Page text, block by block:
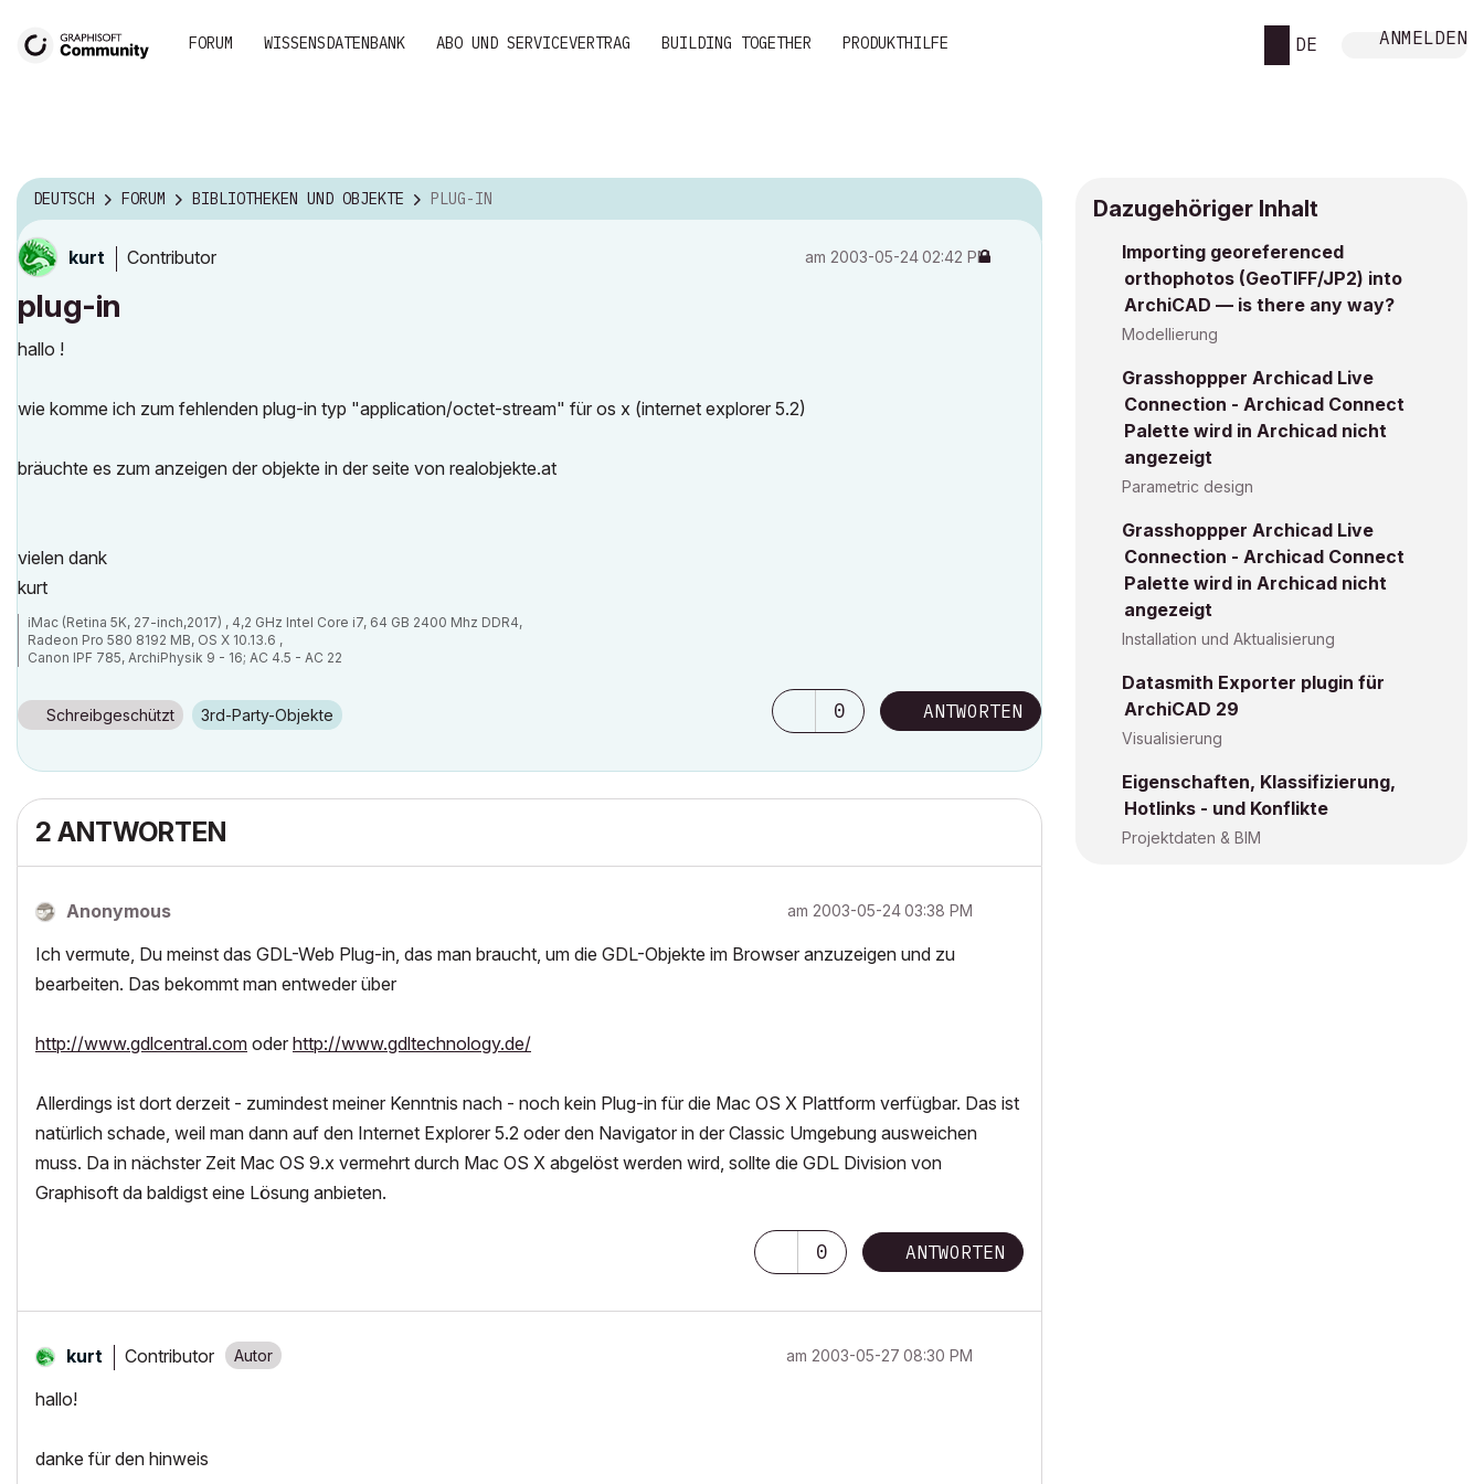
FORUM WISSENSDATENBANK ABO UND SERVICEVERTRAG BUILDING TOGETHER PRODUKTHILFE DE ANMELDEN
DEUTSCH FORUM BIBLIOTHEKEN UND OBJEKTE PLUG-IN
kurt Contributor am ‎2003-05-2402:42 PM
plug-in
hallo !
wie komme ich zum fehlenden plug-in typ "application/octet-stream" für os x (internet explorer 5.2)
bräuchte es zum anzeigen der objekte in der seite von realobjekte.at
vielen dank
kurt
iMac (Retina 5K, 27-inch,2017) , 4,2 GHz Intel Core i7, 64 GB 2400 Mhz DDR4,
Radeon Pro 580 8192 MB, OS X 10.13.6 ,
Canon IPF 785, ArchiPhysik 9 - 16; AC 4.5 - AC 22
Schreibgeschützt 3rd-Party-Objekte 0 ANTWORTEN
2 ANTWORTEN
Anonymous am ‎2003-05-2403:38 PM
Ich vermute, Du meinst das GDL-Web Plug-in, das man braucht, um die GDL-Objekte im Browser anzuzeigen und zu
bearbeiten. Das bekommt man entweder über
http://www.gdlcentral.com oder http://www.gdltechnology.de/
Allerdings ist dort derzeit - zumindest meiner Kenntnis nach - noch kein Plug-in für die Mac OS X Plattform verfügbar. Das ist
natürlich schade, weil man dann auf den Internet Explorer 5.2 oder den Navigator in der Classic Umgebung ausweichen
muss. Da in nächster Zeit Mac OS 9.x vermehrt durch Mac OS X abgelöst werden wird, sollte die GDL Division von
Graphisoft da baldigst eine Lösung anbieten.
0 ANTWORTEN
kurt Contributor am ‎2003-05-27 08:30 PM
hallo!
danke für den hinweis
Dazugehöriger Inhalt
Importing georeferenced
orthophotos (GeoTIFF/JP2) into
ArchiCAD — is there any way?
Modellierung
Grasshoppper Archicad Live
Connection - Archicad Connect
Palette wird in Archicad nicht
angezeigt
Parametric design
Grasshoppper Archicad Live
Connection - Archicad Connect
Palette wird in Archicad nicht
angezeigt
Installation und Aktualisierung
Datasmith Exporter plugin für
ArchiCAD 29
Visualisierung
Eigenschaften, Klassifizierung,
Hotlinks - und Konflikte
Projektdaten & BIM